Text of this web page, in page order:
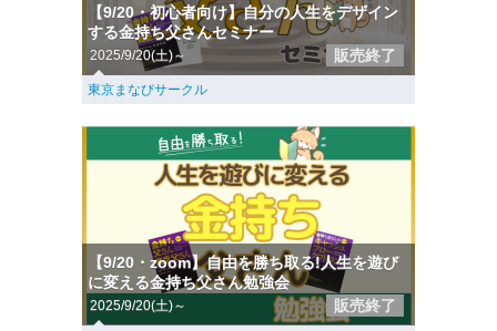
【9/20・初心者向け】自分の人生をデザイン
する金持ち父さんセミナー
2025/9/20(土)～ 販売終了
東京まなびサークル
【9/20・zoom】自由を勝ち取る!人生を遊び
に変える金持ち父さん勉強会
2025/9/20(土)～ 販売終了